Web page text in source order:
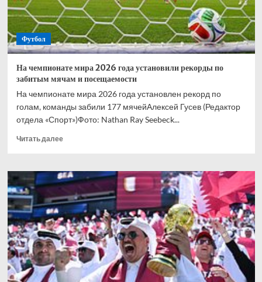
финала
ЧМ-2026
Футбол
На чемпионате мира 2026 года установили рекорды по
забитым мячам и посещаемости
На чемпионате мира 2026 года установлен рекорд по
голам, команды забили 177 мячейАлексей Гусев (Редактор
отдела «Спорт»)Фото: Nathan Ray Seebeck...
Читать далееПрочитать
На
чемпионате
мира
2026
года
установили
рекорды
по
забитым
мячам